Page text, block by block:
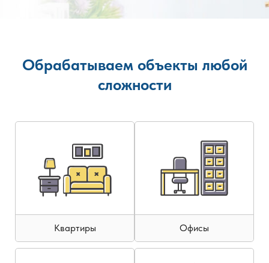
Обрабатываем объекты любой
сложности
Квартиры Офисы